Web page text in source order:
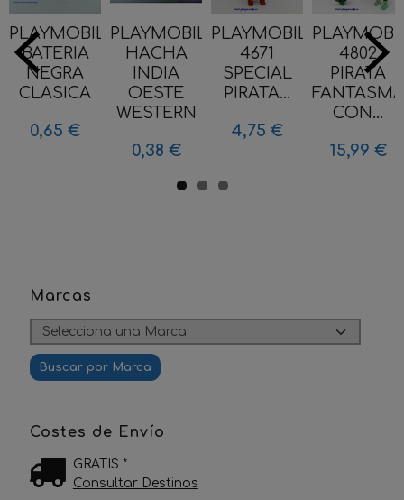
Marcas
Costes de Envío
GRATIS *
Consultar Destinos
PLAYMOBIL
BATERIA
NEGRA
CLASICA
0,65 €
PLAYMOBIL
HACHA
INDIA
OESTE
WESTERN
0,38 €
PLAYMOBIL
4671
SPECIAL
PIRATA...
4,75 €
4802
PIRATA
FANTASMA
CON...
15,99 €